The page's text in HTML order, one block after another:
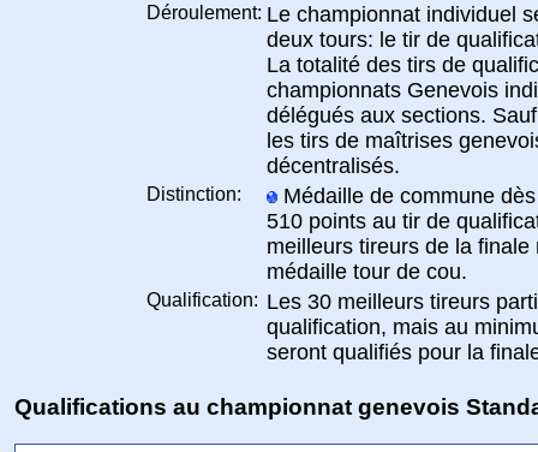
Déroulement: Le championnat individuel
deux tours: le tir de
La totalité des tirs de
championnats Genevois
délégués aux sections.
les tirs de maîtrises
décentralisés.
Distinction:
Médaille de commune
510 points au tir de
meilleurs tireurs de la finale
médaille tour de cou.
Qualification: Les 30 meilleurs tireurs
qualification, mais au
seront qualifiés pour la
Qualifications au championnat genevois